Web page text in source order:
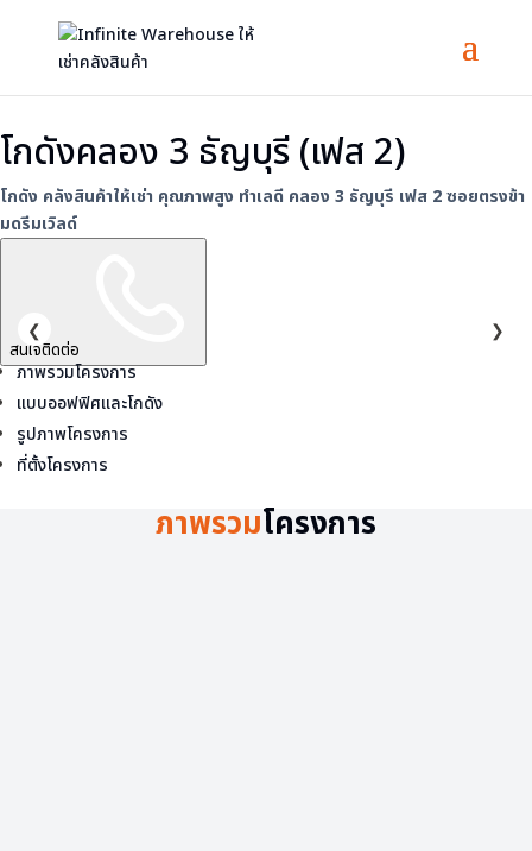
โกดังคลอง 3 ธัญบุรี (เฟส 2)
โกดัง คลังสินค้าให้เช่า คุณภาพสูง ทำเลดี คลอง 3 ธัญบุรี เฟส 2 ซอยตรงข้า
มดรีมเวิลด์
สนใจติดต่อ
❮
❯
ภาพรวมโครงการ
แบบออฟฟิศและโกดัง
รูปภาพโครงการ
ที่ตั้งโครงการ
ภาพรวมโครงการ